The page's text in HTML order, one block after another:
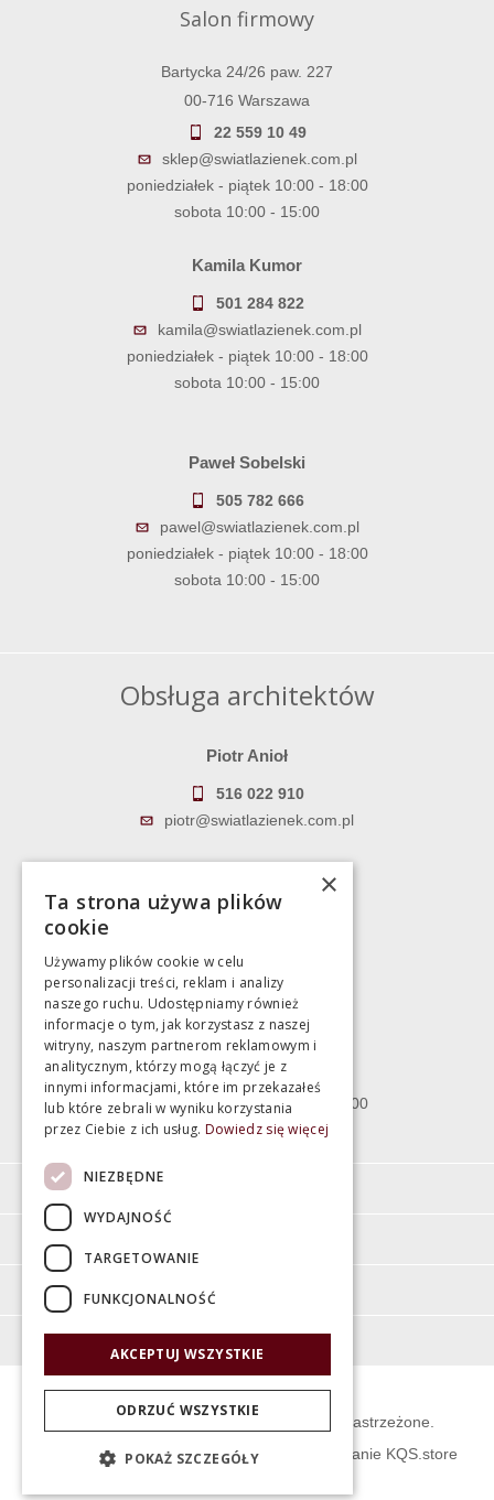
Salon firmowy
Bartycka 24/26 paw. 227
00-716 Warszawa
22 559 10 49
sklep@swiatlazienek.com.pl
poniedziałek - piątek 10:00 - 18:00
sobota 10:00 - 15:00
Kamila Kumor
501 284 822
kamila@swiatlazienek.com.pl
poniedziałek - piątek 10:00 - 18:00
sobota 10:00 - 15:00
Paweł Sobelski
505 782 666
pawel@swiatlazienek.com.pl
poniedziałek - piątek 10:00 - 18:00
sobota 10:00 - 15:00
Obsługa architektów
Piotr Anioł
516 022 910
piotr@swiatlazienek.com.pl
783 043 083
Magazyn
Bartycka 24/26 Hala 100
00-716 Warszawa
poniedziałek - piątek 10:00 - 18:00
sobota 10:00 - 15:00
Moje konto
O firmie
© Świat Łazienek XXI w. Wszelkie prawa zastrzeżone.
Projekt graficzny KQSDesign: Oprogramowanie KQS.store
×
Ta strona używa plików
cookie
Używamy plików cookie w celu
personalizacji treści, reklam i analizy
naszego ruchu. Udostępniamy również
informacje o tym, jak korzystasz z naszej
witryny, naszym partnerom reklamowym i
analitycznym, którzy mogą łączyć je z
innymi informacjami, które im przekazałeś
lub które zebrali w wyniku korzystania
przez Ciebie z ich usług. Dowiedz się więcej
NIEZBĘDNE
WYDAJNOŚĆ
TARGETOWANIE
FUNKCJONALNOŚĆ
AKCEPTUJ WSZYSTKIE
ODRZUĆ WSZYSTKIE
POKAŻ SZCZEGÓŁY